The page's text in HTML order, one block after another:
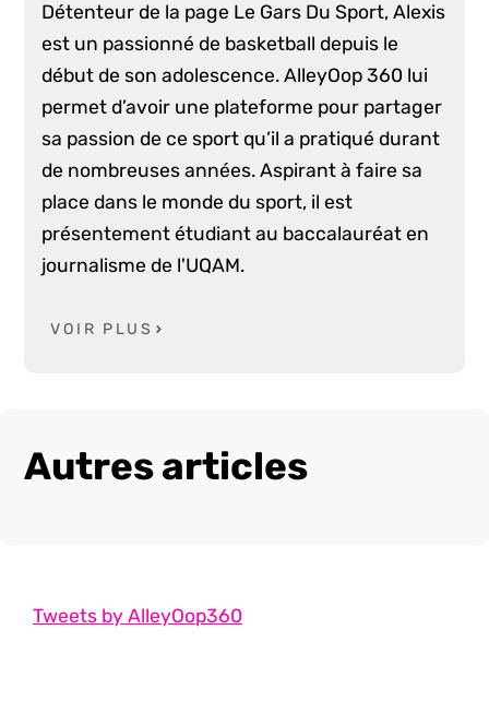
Détenteur de la page Le Gars Du Sport, Alexis
est un passionné de basketball depuis le
début de son adolescence. AlleyOop 360 lui
permet d’avoir une plateforme pour partager
sa passion de ce sport qu’il a pratiqué durant
de nombreuses années. Aspirant à faire sa
place dans le monde du sport, il est
présentement étudiant au baccalauréat en
journalisme de l'UQAM.
VOIR PLUS
Autres articles
Tweets by AlleyOop360